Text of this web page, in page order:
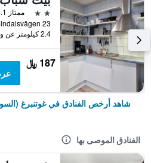
2 نجمتين
ممتاز 8.1
2.4 كيلومتر عن وسط المدينة
187 ﷼
شاهد أرخص الفنادق في غوتنبرغ
الفنادق الموصى بها